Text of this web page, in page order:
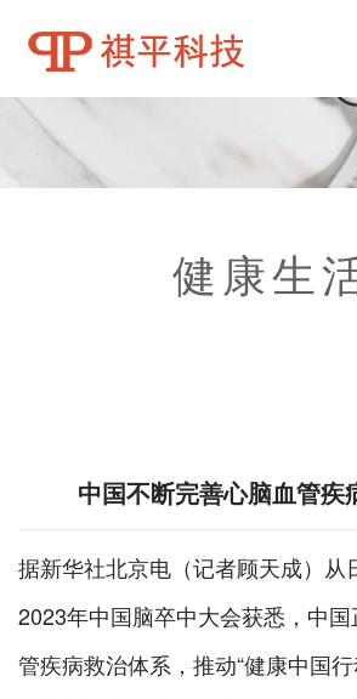
消防隐患排查系统
健康生
中国不断完善心脑血管疾
据新华社北京电（记者顾天成）从
2023年中国脑卒中大会获悉，中
管疾病救治体系，推动“健康中国